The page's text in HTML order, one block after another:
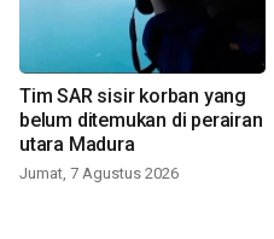
Tim SAR sisir korban yang
belum ditemukan di perairan
utara Madura
Jumat, 7 Agustus 2026